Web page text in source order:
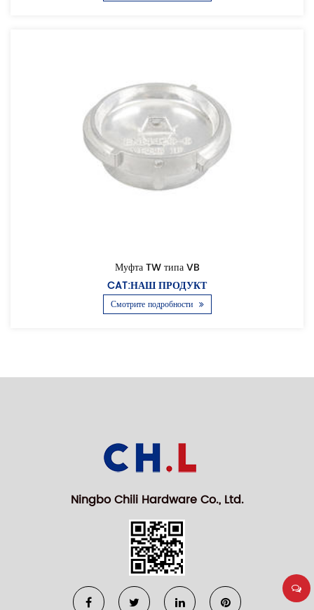
Муфта TW типа VB
CAT:НАШ ПРОДУКТ
Смотрите подробности
Ningbo Chili Hardware Co., Ltd.